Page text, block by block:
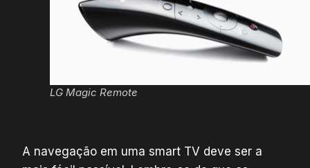
LG Magic Remote
A navegação em uma smart TV deve ser a